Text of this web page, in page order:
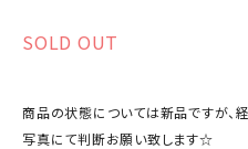
SOLD OUT
商品の状態については新品ですが、
写真にて判断お願い致します☆